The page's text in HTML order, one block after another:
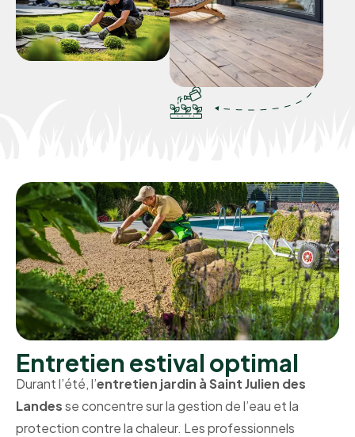
Entretien estival optimal
Durant l’été, l’entretien jardin à Saint Julien des
Landesse concentre sur la gestion de l’eau et la
protection contre la chaleur. Les professionnels